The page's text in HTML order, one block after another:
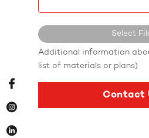
Select
No file selected...
Additional information
list of materials or plans)